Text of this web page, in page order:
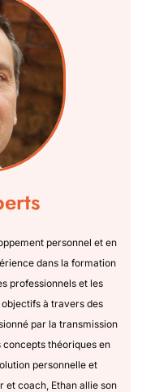
personnel et en
dans la formation
professionnels et les
à travers des
par la transmission
théoriques en
personnelle et
et coach, Ethan allie son